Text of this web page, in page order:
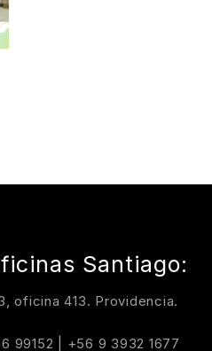
Santiago:
oficina 413. Providencia.
99152 +56 9 3932 1677